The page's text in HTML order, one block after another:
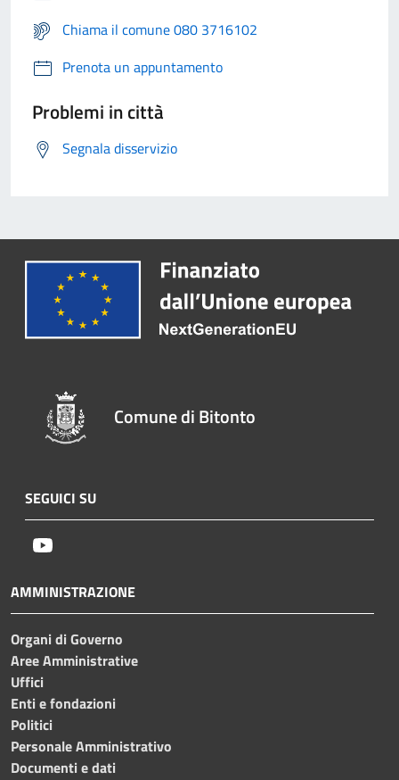
Chiama il comune 080 3716102
Prenota un appuntamento
Problemi in città
Segnala disservizio
Comune di Bitonto
SEGUICI SU
AMMINISTRAZIONE
Organi di Governo
Aree Amministrative
Uffici
Enti e fondazioni
Politici
Personale Amministrativo
Documenti e dati